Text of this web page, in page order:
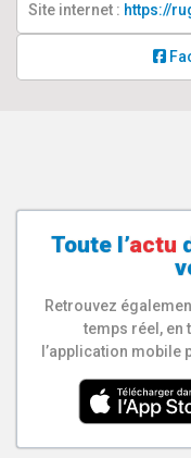
Site internet : https://
Toute l’actu
Retrouvez
temps réel, en
l’application mobile